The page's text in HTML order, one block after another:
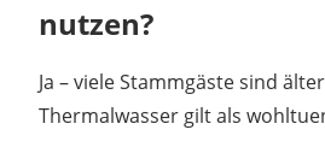
nutzen?
Ja – viele Stammgäste sind
Thermalwasser gilt als